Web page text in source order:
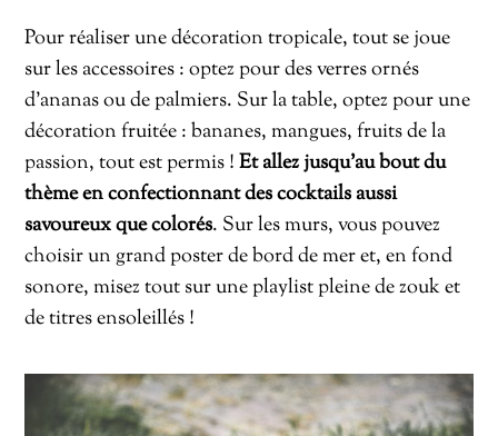
Pour réaliser une décoration tropicale, tout se joue
sur les accessoires : optez pour des verres ornés
d’ananas ou de palmiers. Sur la table, optez pour une
décoration fruitée : bananes, mangues, fruits de la
passion, tout est permis !Et allez jusqu’au bout du
thème en confectionnant des cocktails aussi
savoureux que colorés. Sur les murs, vous pouvez
choisir un grand poster de bord de mer et, en fond
sonore, misez tout sur une playlist pleine de zouk et
de titres ensoleillés !